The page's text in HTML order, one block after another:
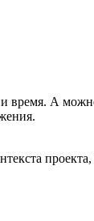
время. А